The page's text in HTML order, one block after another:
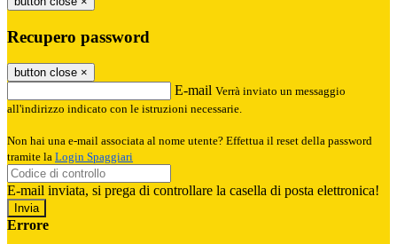
Recupero password
button close ×
E-mail Verrà inviato un messaggio
all'indirizzo indicato con le istruzioni necessarie.
Non hai una e-mail associata al nome utente? Effettua il reset della password
tramite la Login Spaggiari
E-mail inviata, si prega di controllare la casella di posta elettronica!
Errore